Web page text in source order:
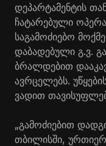
დეპარტამენტის
ჩატარებული
საგამოძიებო
დაბადებული გ.ვ.
ბრალდებით
ავრცელებს.
ვადით
„გამოძიებით
თბილისში,